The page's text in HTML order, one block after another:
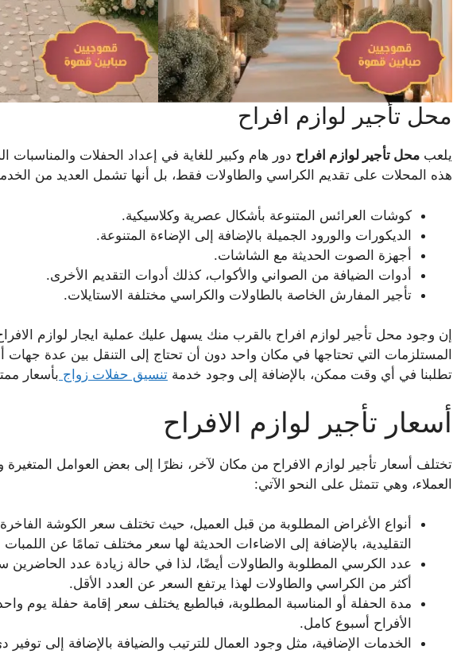
محل تأجير لوازم افراح
يلعب محل تأجير لوازم افراح دور هام وكبير للغاية في إعداد الحفلات والمناسبات
هذه المحلات على تقديم الكراسي والطاولات فقط، بل أنها تشمل العديد من
كوشات العرائس المتنوعة بأشكال عصرية وكلاسيكية.
الديكورات والورود الجميلة بالإضافة إلى الإضاءة المتنوعة.
أجهزة الصوت الحديثة مع الشاشات.
أدوات الضيافة من الصواني والأكواب، كذلك أدوات التقديم الأخرى.
تأجير المفارش الخاصة بالطاولات والكراسي مختلفة الاستايلات.
إن وجود محل تأجير لوازم افراح بالقرب منك يسهل عليك عملية ايجار لوازم
المستلزمات التي تحتاجها في مكان واحد دون أن تحتاج إلى التنقل بين عدة جهات
تطلبنا في أي وقت ممكن، بالإضافة إلى وجود خدمة تنسيق حفلات زواج بأسعار
أسعار تأجير لوازم الافراح
تختلف أسعار تأجير لوازم الافراح من مكان لآخر، نظرًا إلى بعض العوامل
العملاء، وهي تتمثل على النحو الآتي:
أنواع الأغراض المطلوبة من قبل العميل، حيث تختلف سعر الكوشة
التقليدية، بالإضافة إلى الاضاءات الحديثة لها سعر مختلف تمامًا عن اللمبات
عدد الكرسي المطلوبة والطاولات أيضًا، لذا في حالة زيادة عدد الحاضرين
أكثر من الكراسي والطاولات لهذا يرتفع السعر عن العدد الأقل.
مدة الحفلة أو المناسبة المطلوبة، فبالطبع يختلف سعر إقامة حفلة يوم
الأفراح أسبوع كامل.
الخدمات الإضافية، مثل وجود العمال للترتيب والضيافة بالإضافة إلى